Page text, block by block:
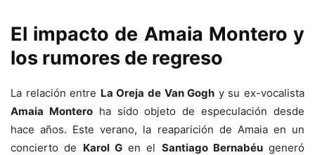
El impacto de Amaia Montero y
los rumores de regreso
La relación entre La Oreja de Van Gogh y su ex-vocalista
Amaia Monteroha sido objeto de especulación desde
hace años. Este verano, la reaparición de Amaia en un
concierto de Karol Gen el Santiago Bernabéugeneró